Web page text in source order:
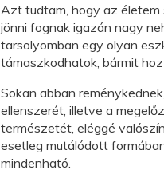
Azt tudtam, hogy az
jönni fognak igazán nagy
tarsolyomban egy olyan
támaszkodhatok, bármit
Sokan abban
ellenszerét, illetve a
természetét, eléggé
esetleg mutálódott
mindenható.